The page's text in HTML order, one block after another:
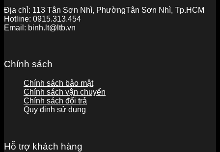
Địa chỉ: 113 Tân Sơn Nhì, PhườngTân Sơn Nhì, Tp.HCM
Hotline: 0915.313.454
Email: binh.lt@ltb.vn
Chính sách
Chính sách bảo mật
Chính sách vận chuyển
Chính sách đổi trả
Quy định sử dụng
Hỗ trợ khách hàng